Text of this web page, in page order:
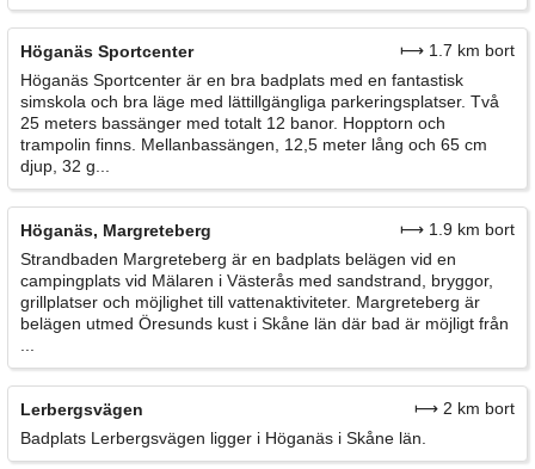
Höganäs Sportcenter
⟼ 1.7 km bort
Höganäs Sportcenter är en bra badplats med en fantastisk
simskola och bra läge med lättillgängliga parkeringsplatser. Två
25 meters bassänger med totalt 12 banor. Hopptorn och
trampolin finns. Mellanbassängen, 12,5 meter lång och 65 cm
djup, 32 g...
Höganäs, Margreteberg
⟼ 1.9 km bort
Strandbaden Margreteberg är en badplats belägen vid en
campingplats vid Mälaren i Västerås med sandstrand, bryggor,
grillplatser och möjlighet till vattenaktiviteter. Margreteberg är
belägen utmed Öresunds kust i Skåne län där bad är möjligt från
Lerbergsvägen
⟼ 2 km bort
Badplats Lerbergsvägen ligger i Höganäs i Skåne län.